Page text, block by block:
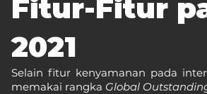
Fitur-Fitur
2021
Selain fitur kenyamanan pada
memakai rangka Global